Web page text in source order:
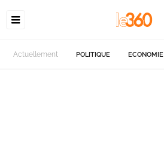
Actuellement POLITIQUE ECONOMIE